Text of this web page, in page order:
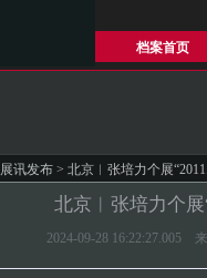
档案首页
展讯发布 > 北京︱张培力个展
北京︱张培力个
2024-09-28 16:22:27.005